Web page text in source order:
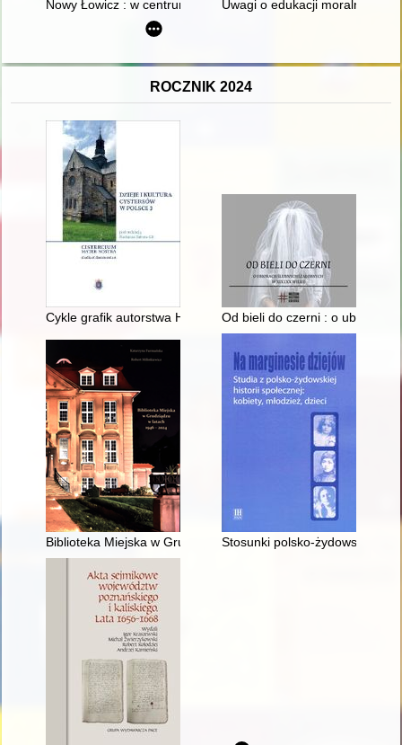
Nowy Łowicz : w centrum poligonu drawskiego od
Uwagi o edukacji moralnej
ROCZNIK 2024
Cykle grafik autorstwa Hieronymusa Wierixa jako inspiracja
Od bieli do czerni : o ubiorach
Biblioteka Miejska w Grudziądzu w latach 1946-2024
Stosunki polsko-żydowskie